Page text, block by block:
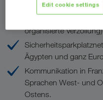
organisierte Verzollung)
Ägypten und ganz
Kommunikation in
Sprachen West- und
Ostens.
Edit cookie settings